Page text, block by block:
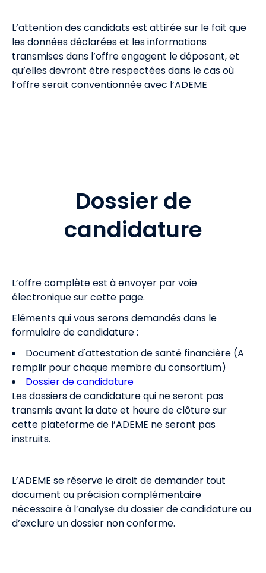
L’attention des candidats est attirée sur le fait que
les données déclarées et les informations
transmises dans l’offre engagent le déposant, et
qu’elles devront être respectées dans le cas où
l’offre serait conventionnée avec l’ADEME
Dossier de
candidature
L’offre complète est à envoyer par voie
électronique sur cette page.
Eléments qui vous serons demandés dans le
formulaire de candidature :
Document d'attestation de santé financière (A
remplir pour chaque membre du consortium)
Dossier de candidature
Les dossiers de candidature qui ne seront pas
transmis avant la date et heure de clôture sur
cette plateforme de l’ADEME ne seront pas
instruits.
L’ADEME se réserve le droit de demander tout
document ou précision complémentaire
nécessaire à l’analyse du dossier de candidature ou
d’exclure un dossier non conforme.